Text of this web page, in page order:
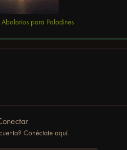
Abalorios para Paladines
Conéctate aquí.